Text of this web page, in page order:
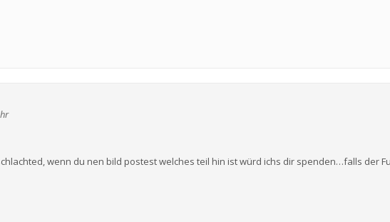
wenn du nen bild postest welches teil hin ist würd ichs dir spenden…falls der